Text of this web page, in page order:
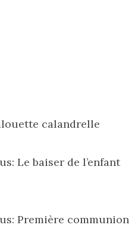
calandrelle
Le baiser de l’enfant
Première communion